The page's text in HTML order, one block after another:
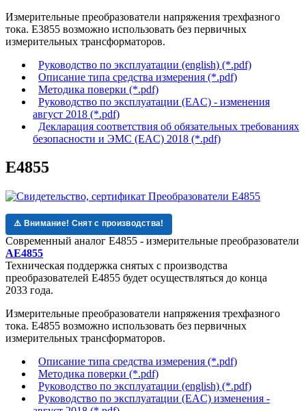
Измерительные преобразователи напряжения трехфазного
тока. Е3855 возможно использовать без первичных
измерительных трансформаторов.
Руководство по эксплуатации (english) (*.pdf)
Описание типа средства измерения (*.pdf)
Методика поверки (*.pdf)
Руководство по эксплуатации (EAC) - изменения
август 2018 (*.pdf)
Декларация соответствия об обязательных требованиях
безопасности и ЭМС (EAC) 2018 (*.pdf)
Е4855
⚠️ Внимание! Снят с производства!
Современный аналог Е4855 - измерительные преобразователи
AE4855
Техническая поддержка снятых с производства
преобразователей Е4855 будет осуществляться до конца
2033 года.
Измерительные преобразователи напряжения трехфазного
тока. Е4855 возможно использовать без первичных
измерительных трансформаторов.
Описание типа средства измерения (*.pdf)
Методика поверки (*.pdf)
Руководство по эксплуатации (english) (*.pdf)
Руководство по эксплуатации (EAC) изменения -